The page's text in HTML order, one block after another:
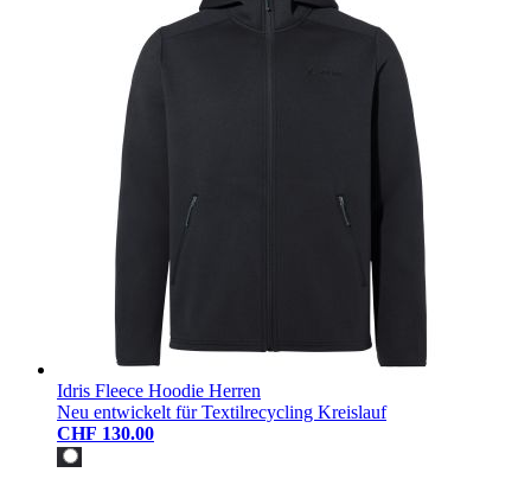
Idris Fleece Hoodie Herren
Neu entwickelt für Textilrecycling Kreislauf
CHF 130.00